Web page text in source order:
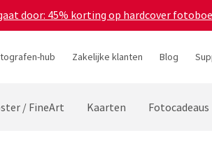
door: 45% korting op hardcover
hub Zakelijke klanten Blog
/ FineArt Kaarten Fotocadeaus